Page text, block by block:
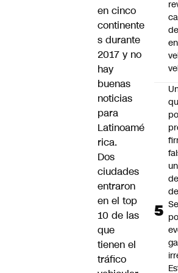
en cinco
continente
s durante
2017 y no
hay
buenas
noticias
para
Latinoamé
rica.
Dos
ciudades
entraron
en el top
10 de las
que
tienen el
tráfico
en